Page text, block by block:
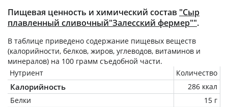
Пищевая ценность и химический состав "Сыр
плавленный сливочный"Залесский фермер"".
В таблице приведено содержание пищевых веществ
(калорийности, белков, жиров, углеводов, витаминов и
минералов) на 100 грамм съедобной части.
Нутриент
Количество
Калорийность
286 ккал
Белки
15 г